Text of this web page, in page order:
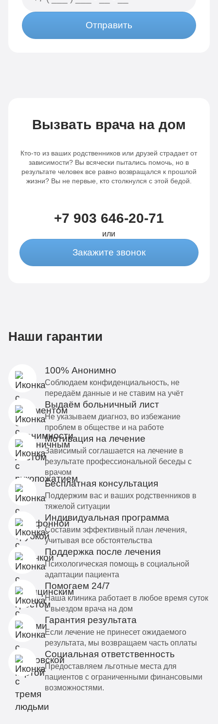
Отправить
Вызвать врача на дом
Кто-то из ваших родственников или друзей страдает от
зависимости? Вы всячески пытались помочь, но в
результате человек все равно возвращался к прошлой
жизни? Вы не первые, кто столкнулся с этой бедой.
+7 903 646-20-71
или
Закажите звонок
Наши гарантии
100% Анонимно
Соблюдаем конфиденциальность, не
передаём данные и не ставим на учёт
Выдаём больничный лист
Не указываем диагноз, во избежание
проблем в обществе и на работе
Мотивация на лечение
Зависимый соглашается на лечение в
результате профессиональной беседы с
врачом
Бесплатная консультация
Поддержим вас и ваших родственников в
тяжелой ситуации
Индивидуальная программа
Составим эффективный план лечения,
учитывая все обстоятельства
Поддержка после лечения
Психологическая помощь в социальной
адаптации пациента
Помогаем 24/7
Наша клиника работает в любое время суток
с выездом врача на дом
Гарантия результата
Если лечение не принесет ожидаемого
результата, мы возвращаем часть оплаты
Социальная ответственность
Предоставляем льготные места для
пациентов с ограниченными финансовыми
возможностями.